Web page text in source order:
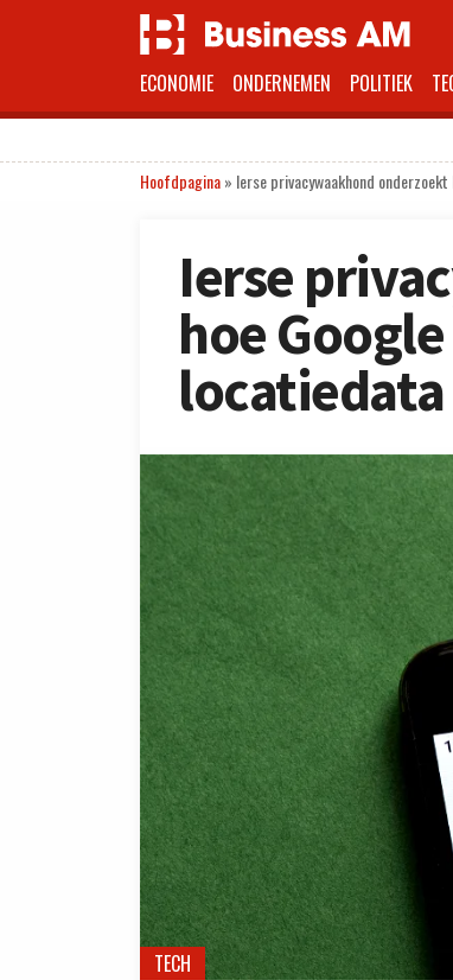
ECONOMIE ONDERNEMEN POLITIEK
Hoofdpagina» Ierse privacywaakhond
Ierse
hoe
locatiedata
TECH